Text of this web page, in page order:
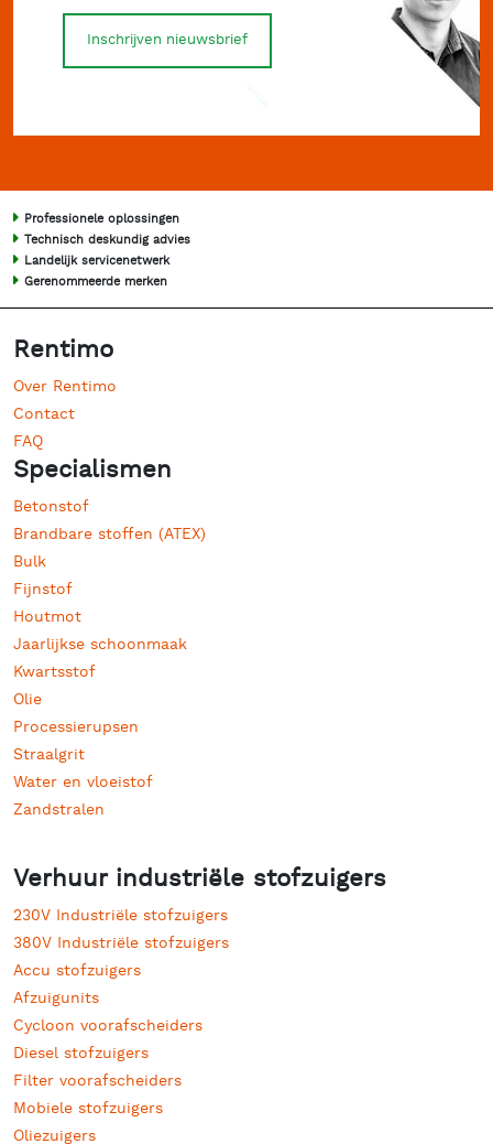
Inschrijven nieuwsbrief
Professionele oplossingen
Technisch deskundig advies
Landelijk servicenetwerk
Gerenommeerde merken
Rentimo
Over Rentimo
Contact
FAQ
Specialismen
Betonstof
Brandbare stoffen (ATEX)
Bulk
Fijnstof
Houtmot
Jaarlijkse schoonmaak
Kwartsstof
Olie
Processierupsen
Straalgrit
Water en vloeistof
Zandstralen
Verhuur industriële stofzuigers
230V Industriële stofzuigers
380V Industriële stofzuigers
Accu stofzuigers
Afzuigunits
Cycloon voorafscheiders
Diesel stofzuigers
Filter voorafscheiders
Mobiele stofzuigers
Oliezuigers